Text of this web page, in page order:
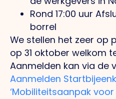
Rond 17:00 uur
borrel
We stellen het zeer op
op 31 oktober welkom
Aanmelden kan via de
Aanmelden
‘Mobiliteitsaanpak voor